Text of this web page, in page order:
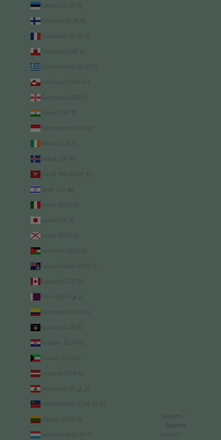
Estland (EUR €)
Finnland (EUR €)
Frankreich (EUR €)
Gibraltar (GBP £)
Griechenland (EUR €)
Grönland (DKK kr.)
Guernsey (GBP £)
Indien (INR ₹)
Indonesien (IDR Rp)
Irland (EUR €)
Island (ISK kr)
Isle of Man (GBP £)
Israel (ILS ₪)
Italien (EUR €)
Japan (JPY ¥)
Jersey (EUR €)
Jordanien (EUR €)
Kaimaninseln (KYD $)
Kanada (CAD $)
Kolumbien (EUR €)
Kroatien (EUR €)
Kuwait (EUR €)
Lettland (EUR €)
Liechtenstein (CHF CHF)
Litauen (EUR €)
Luxemburg (EUR €)
Deutsch
Sprache
English